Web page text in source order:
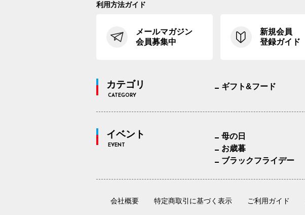
利用方法ガイド
メールマガジン
会員募集中
新規会員
登録ガイド
カテゴリ
CATEGORY
ギフト&フード
イベント
EVENT
母の日
お歳暮
ブラックフライデー
会社概要 特定商取引に基づく表示 ご利用ガイド